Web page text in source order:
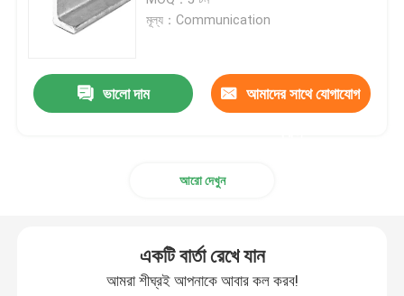
পিপিজিআই ইস্পাত কয়েল
স্টেইনলেস স্টীল শীট প্লেট
মূল্য：Communication
ভালো দাম আমাদের সাথে যোগাযোগ
আরো দেখুন
একটি বার্তা রেখে যান
আমরা শীঘ্রই আপনাকে আবার কল করব!